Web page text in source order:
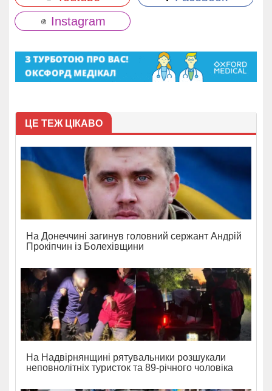
Instagram
ЦЕ ТЕЖ ЦІКАВО
На Донеччині загинув головний сержант Андрій
Прокіпчин із Болехівщини
На Надвірнянщині рятувальники розшукали
неповнолітніх туристок та 89-річного чоловіка